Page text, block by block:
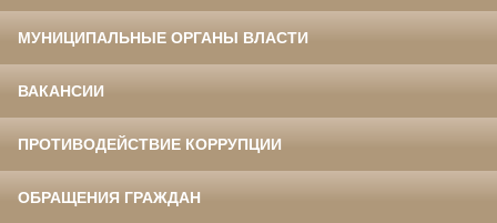
МУНИЦИПАЛЬНЫЕ ОРГАНЫ ВЛАСТИ
ВАКАНСИИ
ПРОТИВОДЕЙСТВИЕ КОРРУПЦИИ
ОБРАЩЕНИЯ ГРАЖДАН